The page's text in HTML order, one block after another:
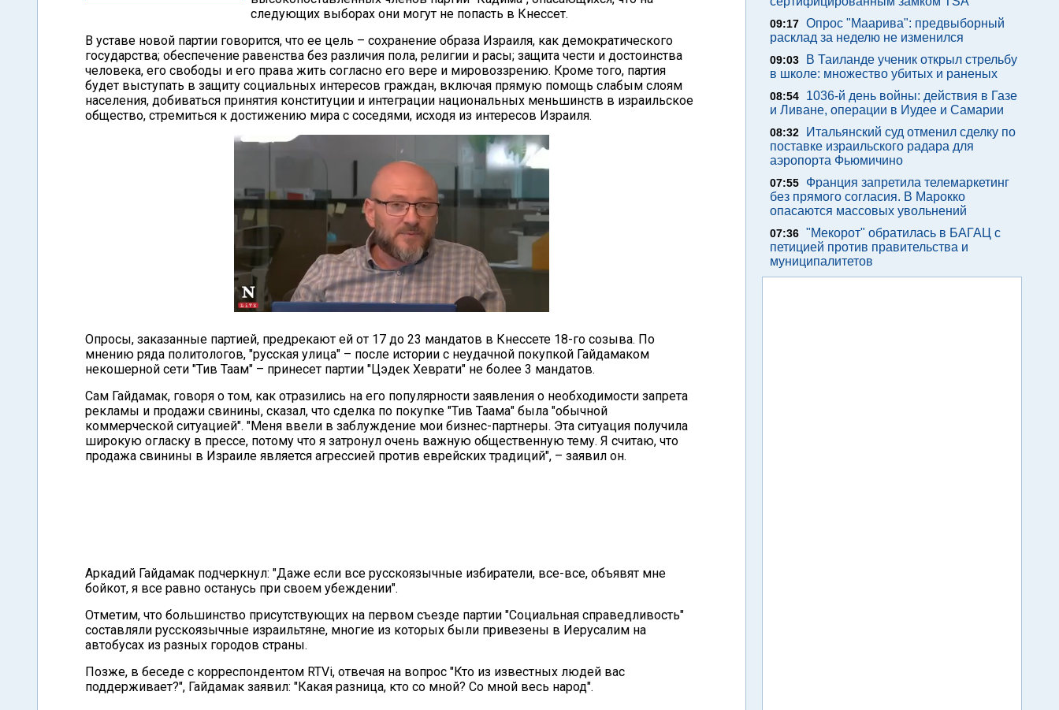
следующих выборах они могут не попасть в Кнессет.
В уставе новой партии говорится, что ее цель – сохранение образа Израиля, как демократического
государства; обеспечение равенства без различия пола, религии и расы; защита чести и достоинства
человека, его свободы и его права жить согласно его вере и мировоззрению. Кроме того, партия
будет выступать в защиту социальных интересов граждан, включая прямую помощь слабым слоям
населения, добиваться принятия конституции и интеграции национальных меньшинств в израильское
общество, стремиться к достижению мира с соседями, исходя из интересов Израиля.
Опросы, заказанные партией, предрекают ей от 17 до 23 мандатов в Кнессете 18-го созыва. По
мнению ряда политологов, "русская улица" – после истории с неудачной покупкой Гайдамаком
некошерной сети "Тив Таам" – принесет партии "Цэдек Хеврати" не более 3 мандатов.
Сам Гайдамак, говоря о том, как отразились на его популярности заявления о необходимости запрета
рекламы и продажи свинины, сказал, что сделка по покупке "Тив Таама" была "обычной
коммерческой ситуацией". "Меня ввели в заблуждение мои бизнес-партнеры. Эта ситуация получила
широкую огласку в прессе, потому что я затронул очень важную общественную тему. Я считаю, что
продажа свинины в Израиле является агрессией против еврейских традиций", – заявил он.
Аркадий Гайдамак подчеркнул: "Даже если все русскоязычные избиратели, все-все, объявят мне
бойкот, я все равно останусь при своем убеждении".
Отметим, что большинство присутствующих на первом съезде партии "Социальная справедливость"
составляли русскоязычные израильтяне, многие из которых были привезены в Иерусалим на
автобусах из разных городов страны.
Позже, в беседе с корреспондентом RTVi, отвечая на вопрос "Кто из известных людей вас
поддерживает?", Гайдамак заявил: "Какая разница, кто со мной? Со мной весь народ".
09:17 Опрос "Mаарива": предвыборный
расклад за неделю не изменился
09:03
В Таиланде ученик открыл стрельбу
в школе: множество убитых и раненых
08:54
1036-й день войны: действия в Газе
и Ливане, операции в Иудее и Самарии
08:32
Итальянский суд отменил сделку по
поставке израильского радара для
аэропорта Фьюмичино
07:55
Франция запретила телемаркетинг
без прямого согласия. В Марокко
опасаются массовых увольнений
07:36 "Мекорот" обратилась в БАГАЦ с
петицией против правительства и
муниципалитетов